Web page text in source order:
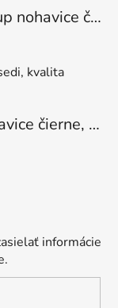
WR.UP® 7/8 koženkové push up nohavice čierne, vysoký pás RE(MOVE) WRUP4HC006PREC, N
kvalita
WR.UP® D.I.W.O. push up nohavice čierne, zateplené, regular pás, WRUP1RF444, N
informácie